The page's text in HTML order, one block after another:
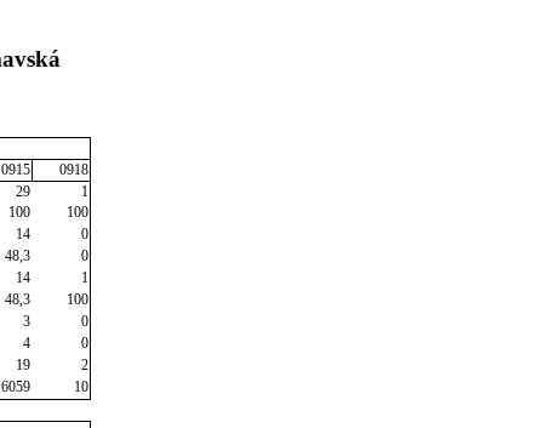
0915
0918
29
1
100
100
14
0
48,3
0
14
1
48,3
100
3
0
4
0
19
2
6059
10